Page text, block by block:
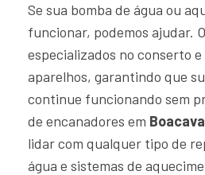
Se sua bomba de água ou
funcionar, podemos ajudar.
especializados no conserto
aparelhos, garantindo que
continue funcionando sem
de encanadores em Boacava
lidar com qualquer tipo de
água e sistemas de